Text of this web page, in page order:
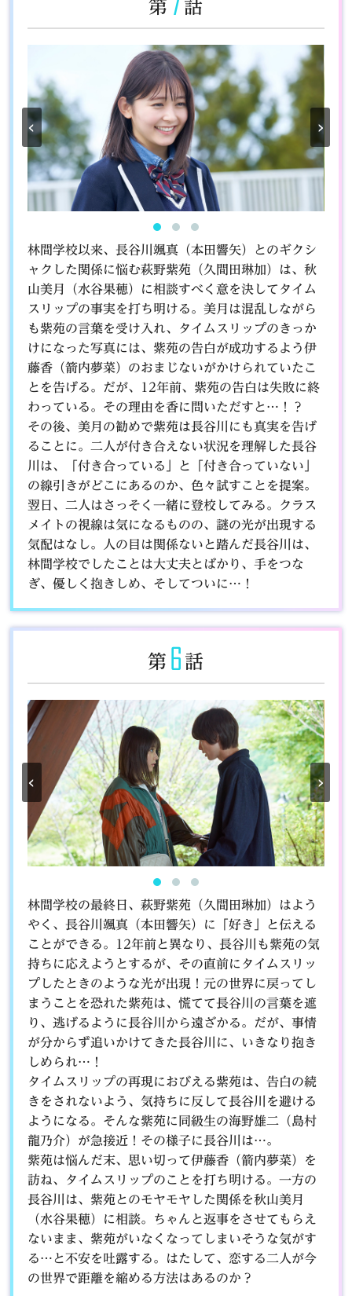
第 話
‹ ›
林間学校以来、長谷川颯真（本田響矢）とのギクシ
ャクした関係に悩む萩野紫苑（久間田琳加）は、秋
山美月（水谷果穂）に相談すべく意を決してタイム
スリップの事実を打ち明ける。美月は混乱しながら
も紫苑の言葉を受け入れ、タイムスリップのきっか
けになった写真には、紫苑の告白が成功するよう伊
藤香（箭内夢菜）のおまじないがかけられていたこ
とを告げる。だが、12年前、紫苑の告白は失敗に終
わっている。その理由を香に問いただすと…！？
その後、美月の勧めで紫苑は長谷川にも真実を告げ
ることに。二人が付き合えない状況を理解した長谷
川は、「付き合っている」と「付き合っていない」
の線引きがどこにあるのか、色々試すことを提案。
翌日、二人はさっそく一緒に登校してみる。クラス
メイトの視線は気になるものの、謎の光が出現する
気配はなし。人の目は関係ないと踏んだ長谷川は、
林間学校でしたことは大丈夫とばかり、手をつな
ぎ、優しく抱きしめ、そしてついに…！
第 6 話
‹ ›
林間学校の最終日、萩野紫苑（久間田琳加）はよう
やく、長谷川颯真（本田響矢）に「好き」と伝える
ことができる。12年前と異なり、長谷川も紫苑の気
持ちに応えようとするが、その直前にタイムスリッ
プしたときのような光が出現！元の世界に戻ってし
まうことを恐れた紫苑は、慌てて長谷川の言葉を遮
り、逃げるように長谷川から遠ざかる。だが、事情
が分からず追いかけてきた長谷川に、いきなり抱き
しめられ…！
タイムスリップの再現におびえる紫苑は、告白の続
きをされないよう、気持ちに反して長谷川を避ける
ようになる。そんな紫苑に同級生の海野雄二（島村
龍乃介）が急接近！その様子に長谷川は…。
紫苑は悩んだ末、思い切って伊藤香（箭内夢菜）を
訪ね、タイムスリップのことを打ち明ける。一方の
長谷川は、紫苑とのモヤモヤした関係を秋山美月
（水谷果穂）に相談。ちゃんと返事をさせてもらえ
ないまま、紫苑がいなくなってしまいそうな気がす
る…と不安を吐露する。はたして、恋する二人が今
の世界で距離を縮める方法はあるのか？